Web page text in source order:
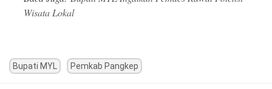
Wisata Lokal
Bupati MYL Pemkab Pangkep